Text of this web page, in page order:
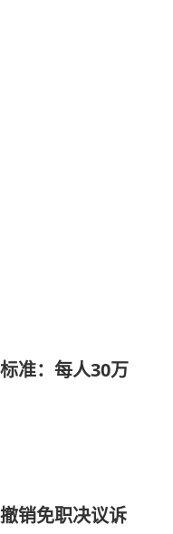
准：每人30万
销免职决议诉